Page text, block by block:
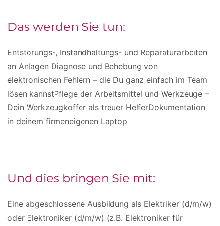
Das werden Sie tun:
Entstörungs-, Instandhaltungs- und Reparaturarbeiten
an Anlagen Diagnose und Behebung von
elektronischen Fehlern – die Du ganz einfach im Team
lösen kannstPflege der Arbeitsmittel und Werkzeuge –
Dein Werkzeugkoffer als treuer HelferDokumentation
in deinem firmeneigenen Laptop
Und dies bringen Sie mit:
Eine abgeschlossene Ausbildung als Elektriker (d/m/w)
oder Elektroniker (d/m/w) (z.B. Elektroniker für